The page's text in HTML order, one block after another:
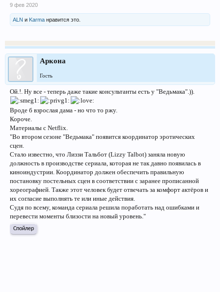
9 фев 2020
ALN и Karma нравится это.
Аркона
Гость
Ой.!. Ну все - теперь даже такие консультанты есть у "Ведьмака".)).
Вроде б взрослая дама - но что то ржу.
Короче.
Материалы с Netflix.
"Во втором сезоне "Ведьмака" появится координатор эротических
сцен.
Стало известно, что Лиззи Тальбот (Lizzy Talbot) заняла новую
должность в производстве сериала, которая не так давно появилась в
киноиндустрии. Координатор должен обеспечить правильную
постановку постельных сцен в соответствии с заранее прописанной
хореографией. Также этот человек будет отвечать за комфорт актёров и
их согласие выполнять те или иные действия.
Судя по всему, команда сериала решила поработать над ошибками и
перевести моменты близости на новый уровень."
Спойлер